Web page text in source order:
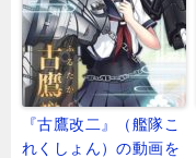
『古鷹改二』（艦隊こ
れくしょん）の動画を